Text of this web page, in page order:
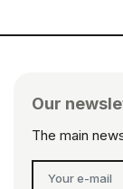
Our
The main